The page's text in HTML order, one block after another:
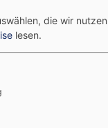
die wir
lesen.